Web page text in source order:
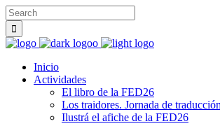
Inicio
Actividades
El libro de la FED26
Los traidores. Jornada de traducción
Ilustrá el afiche de la FED26